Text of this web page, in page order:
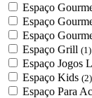
Espaço
Espaço
Espaço
Espaço Grill (1)
Espaço Jogos
Espaço Kids (2)
Espaço Para